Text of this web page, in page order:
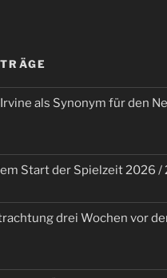
als Synonym für den
Start der Spielzeit 2026 /
drei Wochen vor